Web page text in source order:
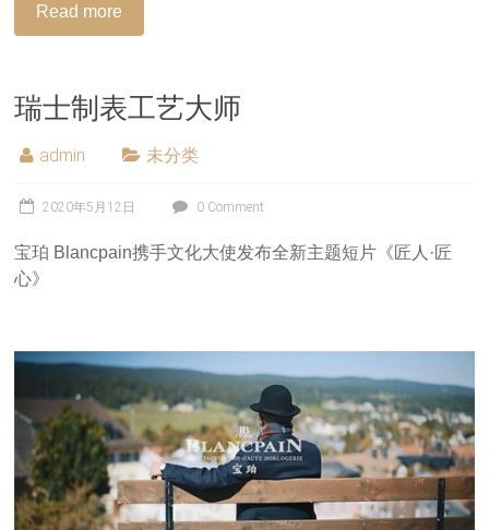
Read more
瑞士制表工艺大师
admin 未分类
2020年5月12日 0 Comment
宝珀 Blancpain携手文化大使发布全新主题短片《匠人·匠
心》